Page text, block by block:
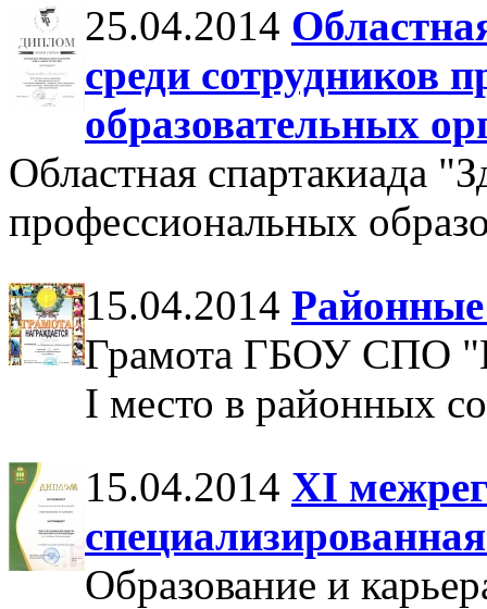
25.04.2014
среди сотрудников
образовательных
Областная спартакиада
профессиональных
15.04.2014 Районные
Грамота ГБОУ СПО
I место в районных
15.04.2014 XI
Образование и